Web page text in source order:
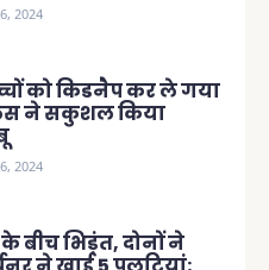
2024
को किडनैप कर ले गया
ने सकुशल किया
2024
बीच भिड़ंत, दोनों ने